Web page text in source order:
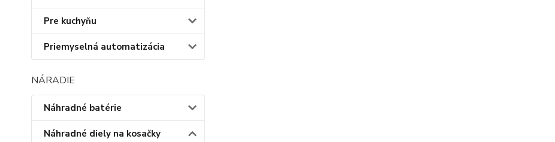
Pre kuchyňu
Priemyselná automatizácia
NÁRADIE
Náhradné batérie
Náhradné diely na kosačky